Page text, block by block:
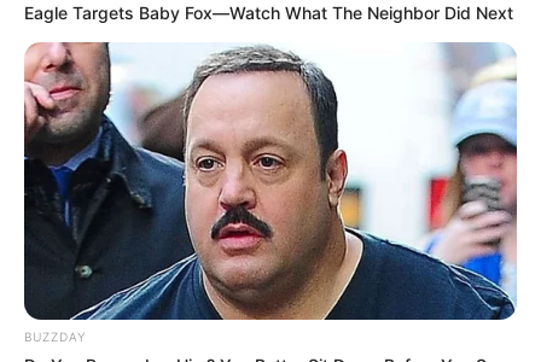
Ez a megfogalmazás gyakorlatilag egyetlen
politikusra szabna azonnali, látványos korlátot:
Orbán Viktorra. Ő 1998 és 2002 között, majd 2010
és 2026 között volt Magyarország miniszterelnöke,
vagyis összesen húsz évig töltötte be a tisztséget.
A javaslat elfogadása után ezért a szabály alapján
nem választhatnák meg újra kormányfőnek.
Eagle Targets Baby Fox—Watch What The Neighbor Did Next
BUZZDAY